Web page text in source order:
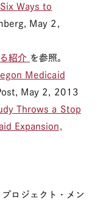
Six Ways to
May 2,
紹介 を参照。
Medicaid
May 2, 2013
Throws a Stop
Expansion,
ロジェクト・メン